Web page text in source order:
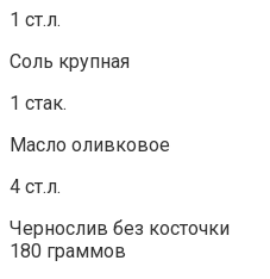
1 ст.л.
Соль крупная
1 стак.
Масло оливковое
4 ст.л.
Чернослив без косточки
180 граммов